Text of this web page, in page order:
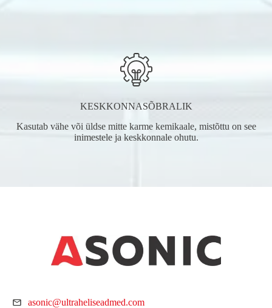
KESKKONNASÕBRALIK
Kasutab vähe või üldse mitte karme kemikaale, mistõttu on see
inimestele ja keskkonnale ohutu.
asonic@ultraheliseadmed.com